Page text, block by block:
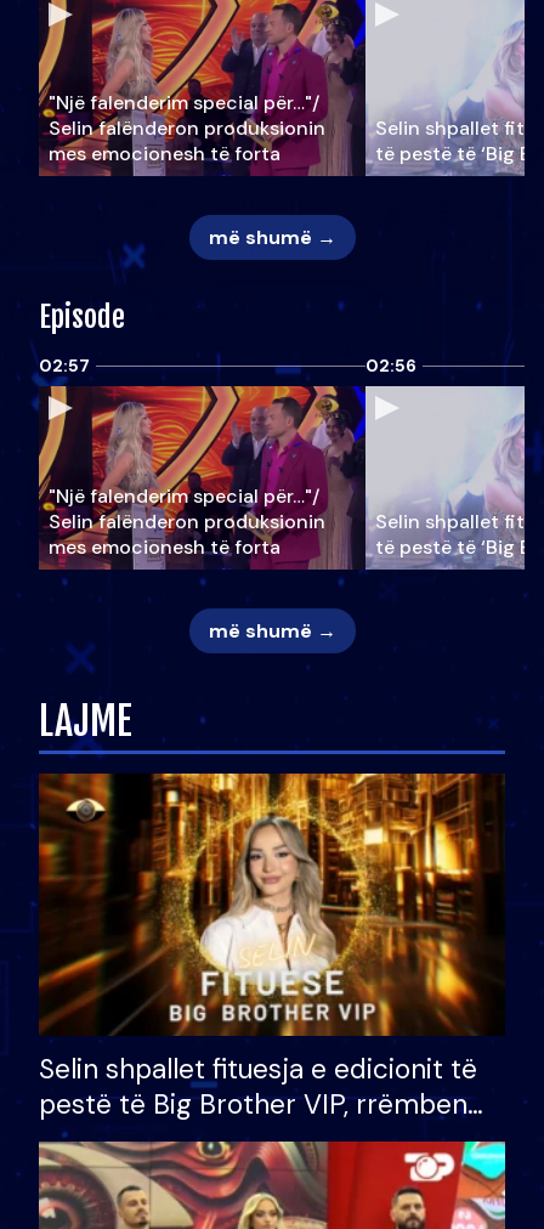
"Një falenderim special për…"/
Selin falënderon produksionin
mes emocionesh të forta
Selin shpallet
të pestë të ‘Big
më shumë →
Episode
02:57
"Një falenderim special për…"/
Selin falënderon produksionin
mes emocionesh të forta
02:56
Selin shpallet
të pestë të ‘Big
më shumë →
LAJME
Selin shpallet fituesja e edicionit të
pestë të Big Brother VIP, rrëmben
çmimin e madh prej 100 mijë eurosh